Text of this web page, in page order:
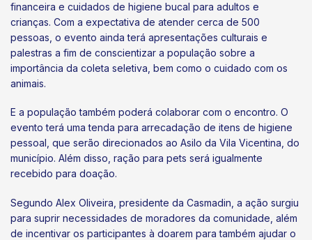
financeira e cuidados de higiene bucal para adultos e
crianças. Com a expectativa de atender cerca de 500
pessoas, o evento ainda terá apresentações culturais e
palestras a fim de conscientizar a população sobre a
importância da coleta seletiva, bem como o cuidado com os
animais.
E a população também poderá colaborar com o encontro. O
evento terá uma tenda para arrecadação de itens de higiene
pessoal, que serão direcionados ao Asilo da Vila Vicentina, do
município. Além disso, ração para pets será igualmente
recebido para doação.
Segundo Alex Oliveira, presidente da Casmadin, a ação surgiu
para suprir necessidades de moradores da comunidade, além
de incentivar os participantes à doarem para também ajudar o